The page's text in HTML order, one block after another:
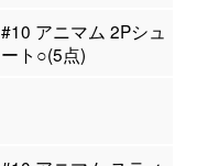
#10 アニマム 2Pシュ
ート○(5点)